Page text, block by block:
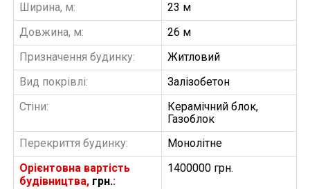
Ширина, м:
23 м
Довжина, м:
26 м
Призначення будинку:
Житловий
Вид покрівлі:
Залізобетон
Стіни:
Керамічний блок,
Газоблок
Перекриття будинку:
Монолітне
Орієнтовна вартість
будівництва, грн.:
1400000 грн.